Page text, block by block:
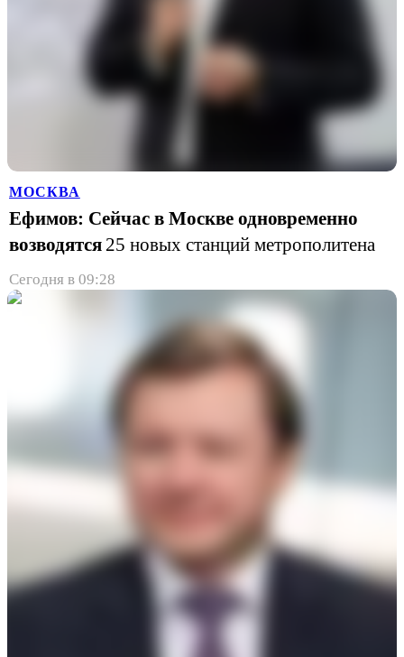
МОСКВА
Ефимов: Сейчас в Москве одновременно
возводятся 25 новых станций метрополитена
Сегодня в 09:28